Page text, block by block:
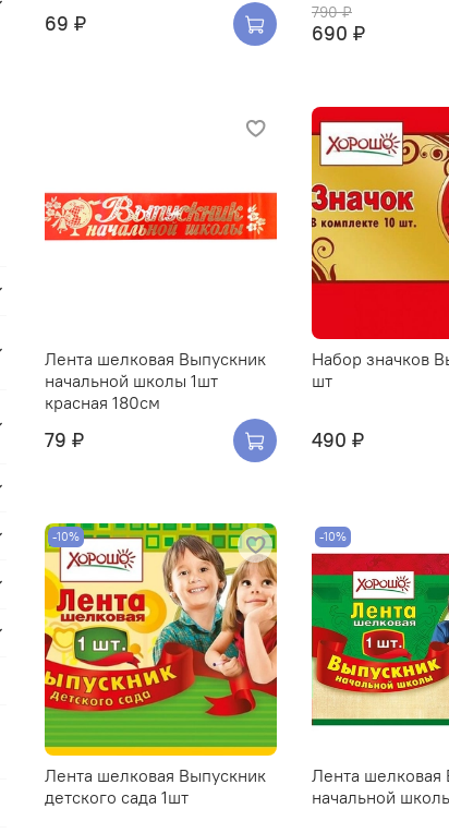
69 ₽ 790 ₽
690 ₽
Лента шелковая Выпускник
начальной школы 1шт
красная 180см
79 ₽
Набор значков
шт
490 ₽
-10%
Лента шелковая Выпускник
детского сада 1шт
-10%
Лента шелковая
начальной